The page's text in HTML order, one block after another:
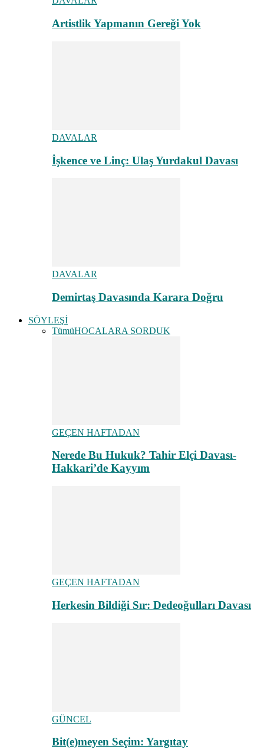
Artistlik Yapmanın Gereği Yok
DAVALAR
İşkence ve Linç: Ulaş Yurdakul Davası
DAVALAR
Demirtaş Davasında Karara Doğru
SÖYLEŞİ
TümüHOCALARA SORDUK
GEÇEN HAFTADAN
Nerede Bu Hukuk? Tahir Elçi Davası-
Hakkari’de Kayyım
GEÇEN HAFTADAN
Herkesin Bildiği Sır: Dedeoğulları Davası
GÜNCEL
Bit(e)meyen Seçim: Yargıtay